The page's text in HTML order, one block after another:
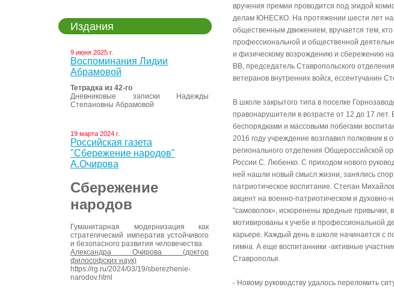
Издания
9 июня 2025 г.
Воспоминания Лидии
Абрамовой
Тетрадка из 42-го
Дневниковые записки Надежды
Степановны Абрамовой
19 марта 2024 г.
Российская газета
"Сбережение народов"
А.Очирова
Сбережение
народов
Гуманитарная модернизация как
стратегический императив устойчивого
и безопасного развития человечества
Александра Очирова (доктор
философских наук)
https://rg.ru/2024/03/19/sberezhenie-
narodov.html
вручения премии проводится под эгидой
делам ЮНЕСКО. На протяжении шести лет
общественным движением, вручается тем,
профессиональной и общественной
и физическому возрождению и сбережению
ВВ, председатель Ставропольского
ветеранов внутренних войск, ессентучанин
В школе закрытого типа в поселке
правонарушители в возрасте от 12 до 17
беспорядками и массовыми побегами
2016 году учреждение возглавил полковник в
регионального отделения Общероссийской
России С. Любенко. С приходом нового
ней нашли новый смысл жизни, занялись
патриотическое воспитание. Степан
акцент на военно-патриотическом и
"самоволок», искоренены вредные привычки,
мотивированы к учебе и профессиональной
карьере. Каждый день в школе начинается с
гимна. А еще воспитанники -активные
Ставрополья.
- Новому руководству удалось переломить